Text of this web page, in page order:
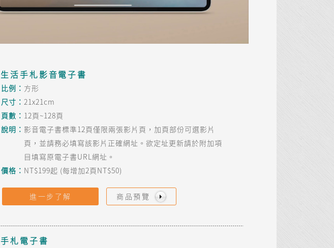
生活手札影音電子書
比例： 方形
尺寸：21x21cm
頁數： 12頁~128頁
說明： 影音電子書標準12頁僅限兩張影片頁，加頁部份可選影片
頁，並請務必填寫該影片正確網址。欲定址更新請於附加項
目填寫原電子書URL網址。
價格： NT$199起 (每增加2頁NT$50)
進一步了解 商品預覽
手札電子書